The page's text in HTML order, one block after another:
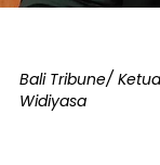
Bali Tribune/
Widiyasa